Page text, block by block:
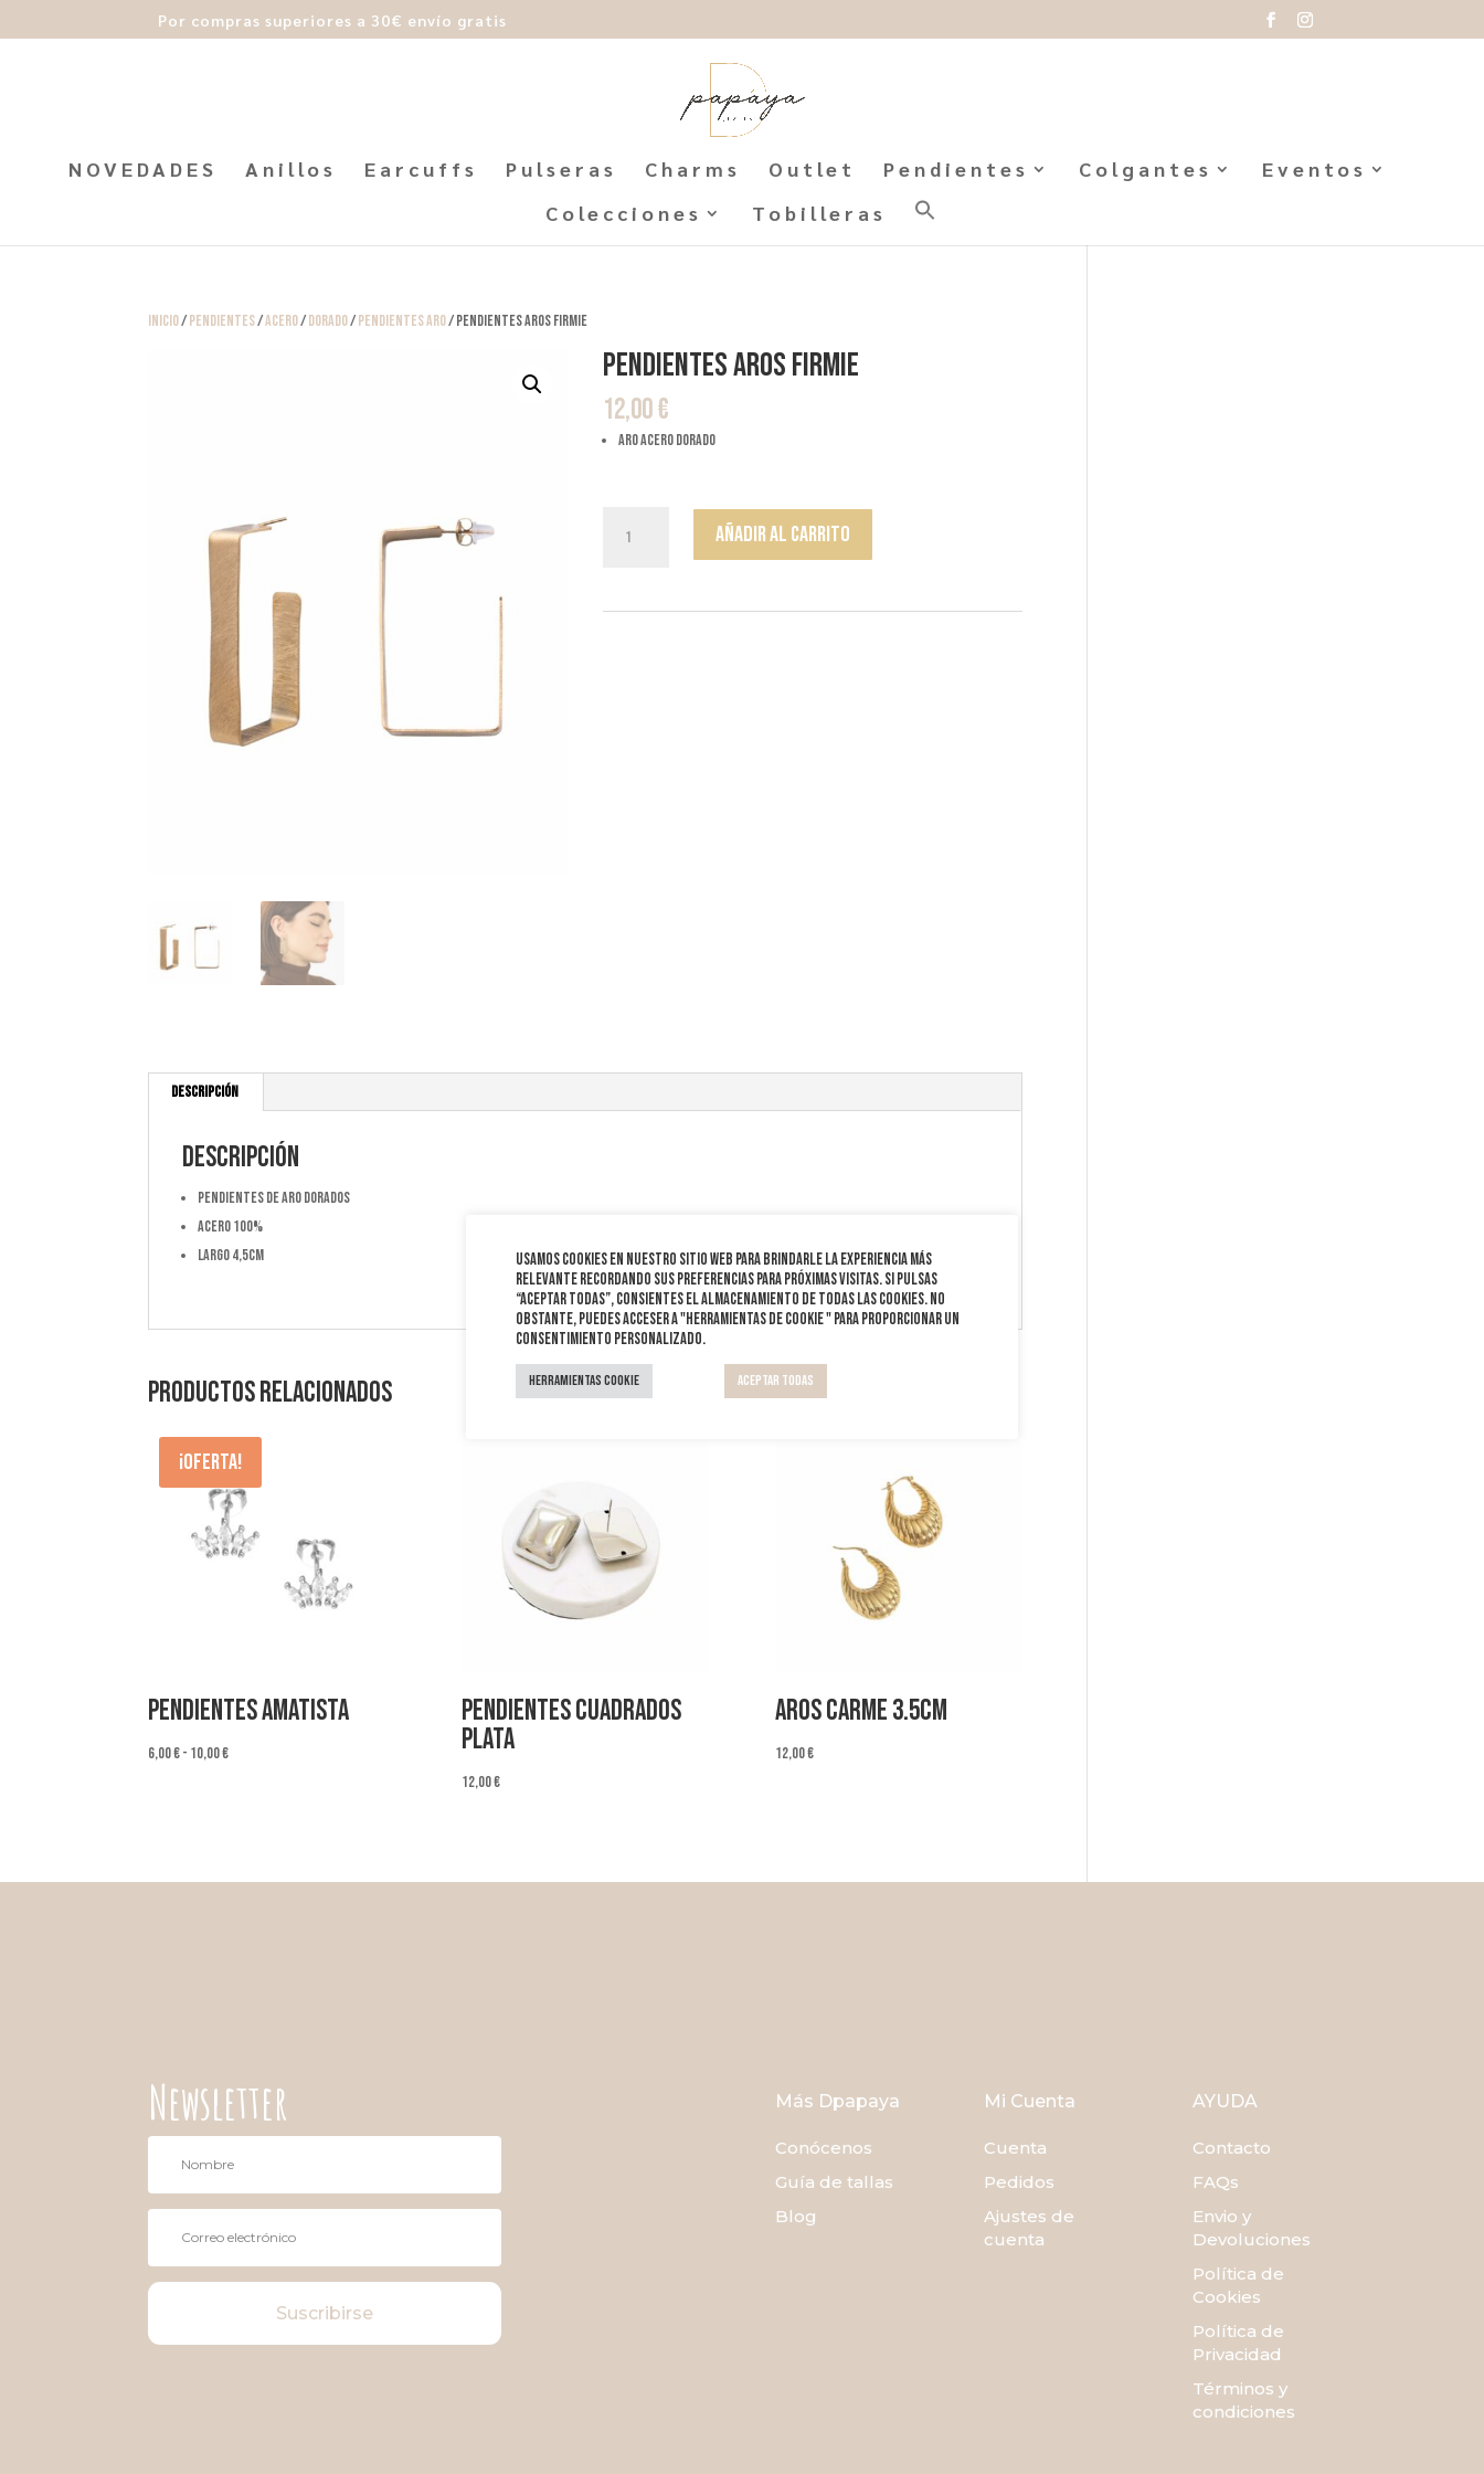
Por compras superiores a 30€ envío gratis
NOVEDADES Anillos Earcuffs Pulseras Charms Outlet Pendientes Colgantes
Eventos
Colecciones
Tobilleras
Inicio/Pendientes/Acero/Dorado/Pendientes Aro/ Pendientes Aros Firmie
Pendientes Aros Firmie
12,00€
aro acero dorado
Aros
Añadir al carrito
Descripción
Descripción
Pendientes de aro dorados
acero 100%
largo 4,5cm
Productos relacionados
¡Oferta!
Pendientes Amatista
6,00€- 10,00€Rango
hasta
Pendientes Cuadrados
Plata
12,00€
Aros Carme 3.5cm
12,00€
Newsletter
Suscribirse
Más Dpapaya
Conócenos
Guía de tallas
Blog
Mi Cuenta
Cuenta
Pedidos
Ajustes de
cuenta
AYUDA
Contacto
FAQs
Envio y
Devoluciones
Política de
Cookies
Política de
Privacidad
Términos y
condiciones
Usamos cookies en nuestro sitio web para brindarle la experiencia más
relevante recordando sus preferencias para próximas visitas. Si pulsas
“Aceptar todas”, consientes el almacenamiento de todas las cookies. No
obstante, puedes acceser a "Herramientas de cookie " para proporcionar un
consentimiento personalizado.
Herramientas Cookie Aceptar todas